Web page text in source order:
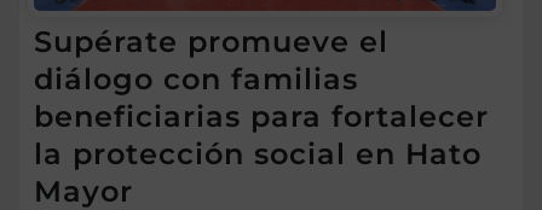
Supérate promueve el
diálogo con familias
beneficiarias para fortalecer
la protección social en Hato
Mayor